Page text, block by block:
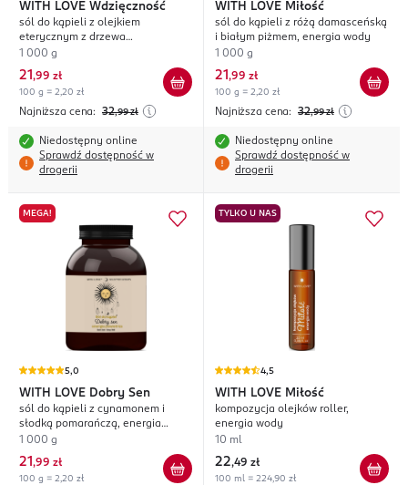
WITH LOVE Wdzięczność
sól do kąpieli z olejkiem
eterycznym z drzewa
sandałowego i paczuli, energia
1 000 g
21 ,99 zł
100 g = 2,20 zł
Najniższa cena: 32,99 zł
Niedostępny online
Sprawdź dostępność w
drogerii
WITH LOVE Miłość
sól do kąpieli z różą damasceńską
i białym piżmem, energia wody
1 000 g
21 ,99 zł
100 g = 2,20 zł
Najniższa cena: 32,99 zł
Niedostępny online
Sprawdź dostępność w
drogerii
MEGA!
5,0
WITH LOVE Dobry Sen
sól do kąpieli z cynamonem i
słodką pomarańczą, energia
powietrza
1 000 g
21 ,99 zł
100 g = 2,20 zł
TYLKO U NAS
4,5
WITH LOVE Miłość
kompozycja olejków roller,
energia wody
10 ml
22,49 zł
100 ml = 224,90 zł